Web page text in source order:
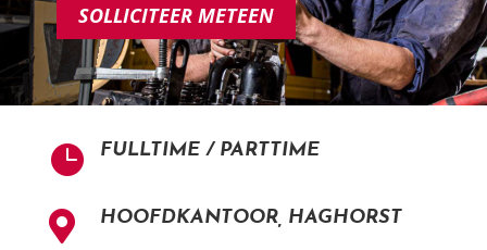
SOLLICITEER METEEN
 FULLTIME / PARTTIME
 HOOFDKANTOOR, HAGHORST